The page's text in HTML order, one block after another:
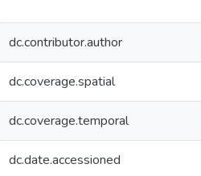
dc.contributor.author
dc.coverage.spatial
dc.coverage.temporal
dc.date.accessioned